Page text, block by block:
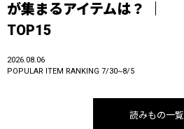
が集まるアイテムは？ ｜
TOP15
2026.08.06
POPULAR ITEM RANKING 7/30~8/5
読みもの一覧